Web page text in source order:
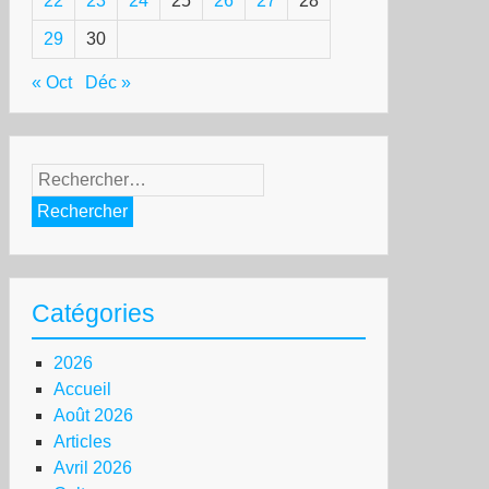
29 30
« Oct Déc »
Rechercher :
Catégories
2026
Accueil
Août 2026
Articles
Avril 2026